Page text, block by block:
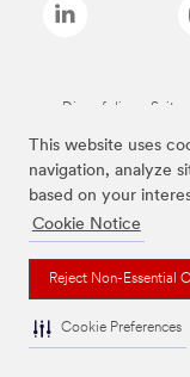
This website uses
navigation, analyze
based on your
Cookie Notice
Reject Non-Essential
Cookie Preferences
Die auf dieser Seite